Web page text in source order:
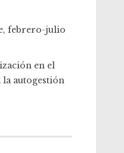
febrero-julio
en el
la autogestión